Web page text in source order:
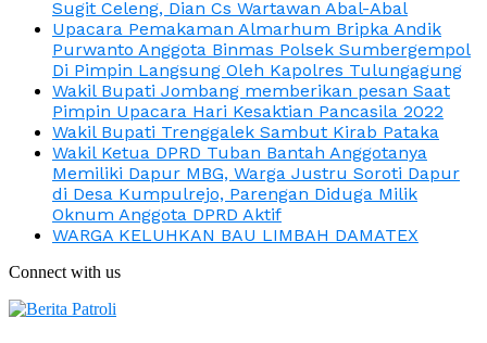
Sugit Celeng, Dian Cs Wartawan Abal-Abal
Upacara Pemakaman Almarhum Bripka Andik
Purwanto Anggota Binmas Polsek Sumbergempol
Di Pimpin Langsung Oleh Kapolres Tulungagung
Wakil Bupati Jombang memberikan pesan Saat
Pimpin Upacara Hari Kesaktian Pancasila 2022
Wakil Bupati Trenggalek Sambut Kirab Pataka
Wakil Ketua DPRD Tuban Bantah Anggotanya
Memiliki Dapur MBG, Warga Justru Soroti Dapur
di Desa Kumpulrejo, Parengan Diduga Milik
Oknum Anggota DPRD Aktif
WARGA KELUHKAN BAU LIMBAH DAMATEX
Connect with us